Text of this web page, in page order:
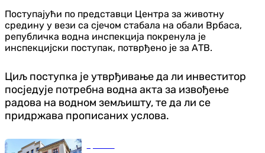
Поступајући по представци Центра за животну
средину у вези са сјечом стабала на обали Врбаса,
републичка водна инспекција покренула је
инспекцијски поступак, потврђено је за АТВ.
Циљ поступка је утврђивање да ли инвеститор
посједује потребна водна акта за извођење
радова на водном земљишту, те да ли се
придржава прописаних услова.